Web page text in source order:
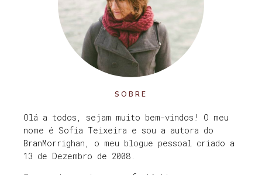
SOBRE
Olá a todos, sejam muito bem-vindos! O meu
nome é Sofia Teixeira e sou a autora do
BranMorrighan, o meu blogue pessoal criado a
13 de Dezembro de 2008.